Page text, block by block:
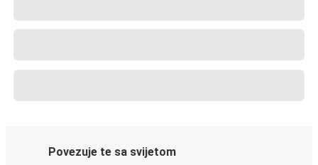
Povezuje te sa svijetom